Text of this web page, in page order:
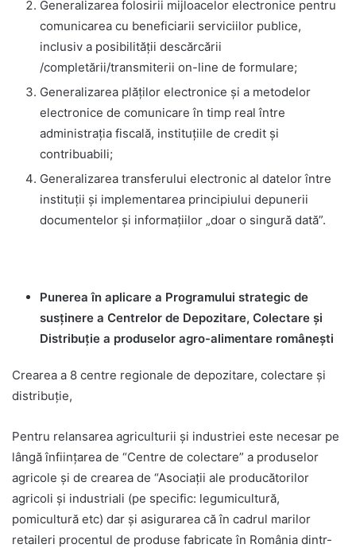
Generalizarea folosirii mijloacelor electronice pentru
comunicarea cu beneficiarii serviciilor publice,
inclusiv a posibilității descărcării
/completării/transmiterii on-line de formulare;
Generalizarea plăților electronice și a metodelor
electronice de comunicare în timp real între
administrația fiscală, instituțiile de credit și
contribuabili;
Generalizarea transferului electronic al datelor între
instituții și implementarea principiului depunerii
documentelor și informațiilor „doar o singură dată”.
Punerea în aplicare a Programului strategic de
susținere a Centrelor de Depozitare, Colectare și
Distribuție a produselor agro-alimentare românești
Crearea a 8 centre regionale de depozitare, colectare și
distribuție,
Pentru relansarea agriculturii și industriei este necesar pe
lângă înființarea de “Centre de colectare” a produselor
agricole și de crearea de “Asociații ale producătorilor
agricoli și industriali (pe specific: legumicultură,
pomicultură etc) dar și asigurarea că în cadrul marilor
retaileri procentul de produse fabricate în România dintr-